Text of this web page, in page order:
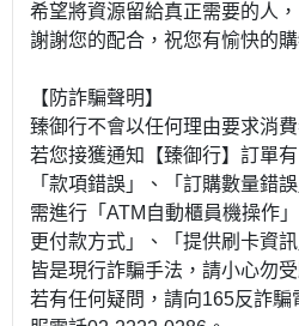
希望將資源留給真正需要的人，
謝謝您的配合，祝您有愉快的購
【防詐騙聲明】
臻御行不會以任何理由要求消費
若您接獲通知【臻御行】訂單
「款項錯誤」、「訂購數量錯
需進行「ATM自動櫃員機操作
更付款方式」、「提供刷卡資訊
皆是現行詐騙手法，請小心勿受
若有任何疑問，請向165反詐